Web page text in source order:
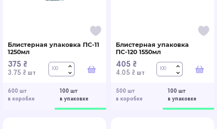
600 шт
в коробке
100 шт
в упаковке
Блистерная упаковка ПС-11
1250мл
375 ₴
3.75 ₴ шт В корзину
500 шт
в коробке
100 шт
в упаковке
Блистерная упаковка
ПС-120 1550мл
405 ₴
4.05 ₴ шт В